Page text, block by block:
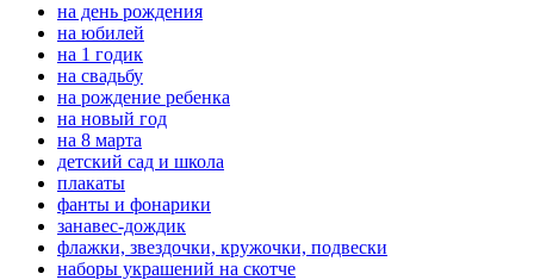
на день рождения
на юбилей
на 1 годик
на свадьбу
на рождение ребенка
на новый год
на 8 марта
детский сад и школа
плакаты
фанты и фонарики
занавес-дождик
флажки, звездочки, кружочки, подвески
наборы украшений на скотче